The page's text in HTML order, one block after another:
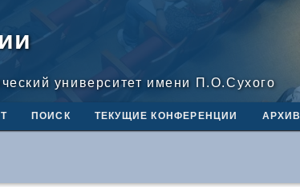
университет имени П.О.Сухого
ПОИСК ТЕКУЩИЕ КОНФЕРЕНЦИИ АРХИВ